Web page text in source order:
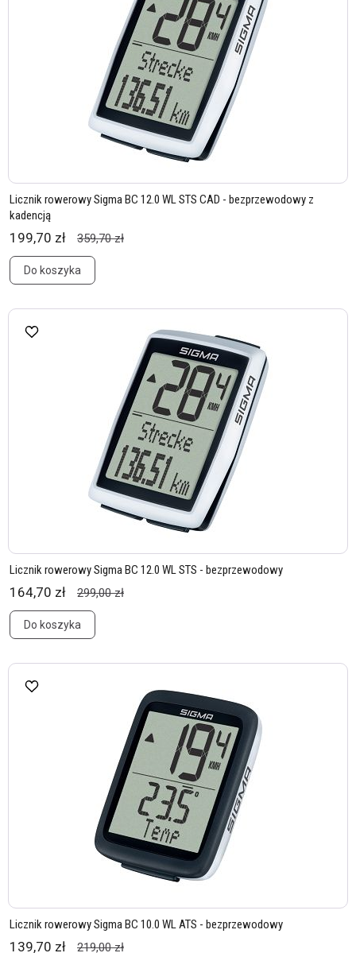
Licznik rowerowy Sigma BC 12.0 WL STS CAD - bezprzewodowy z
kadencją
199,70 zł 359,70 zł
Do koszyka
Licznik rowerowy Sigma BC 12.0 WL STS - bezprzewodowy
164,70 zł 299,00 zł
Do koszyka
Licznik rowerowy Sigma BC 10.0 WL ATS - bezprzewodowy
139,70 zł 219,00 zł